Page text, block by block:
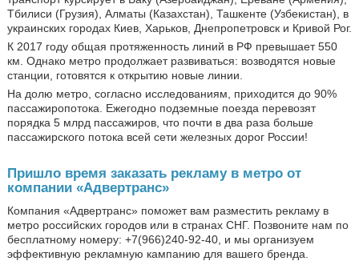
Тбилиси (Грузия), Алматы (Казахстан), Ташкенте (Узбекистан), в
украинских городах Киев, Харьков, Днепропетровск и Кривой Рог.
К 2017 году общая протяженность линий в РФ превышает 550
км. Однако метро продолжает развиваться: возводятся новые
станции, готовятся к открытию новые линии.
На долю метро, согласно исследованиям, приходится до 90%
пассажиропотока. Ежегодно подземные поезда перевозят
порядка 5 млрд пассажиров, что почти в два раза больше
пассажирского потока всей сети железных дорог России!
Пришло время заказать рекламу в метро от
компании «Адвертранс»
Компания «Адвертранс» поможет вам разместить рекламу в
метро российских городов или в странах СНГ. Позвоните нам по
бесплатному номеру: +7(966)240-92-40, и мы организуем
эффективную рекламную кампанию для вашего бренда.